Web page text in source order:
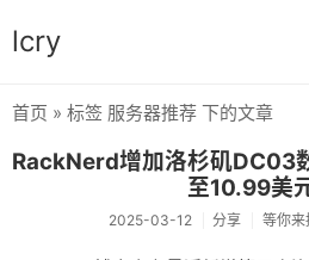
lcry
分类
分享
首页 » 标签 服务器推荐 下的文章
RackNerd增加洛杉矶DC03
至10.99美
2025-03-12 分享 等你来